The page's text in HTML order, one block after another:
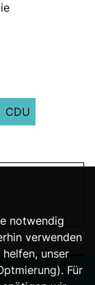
CDU
notwendig
verwenden
unser
Für